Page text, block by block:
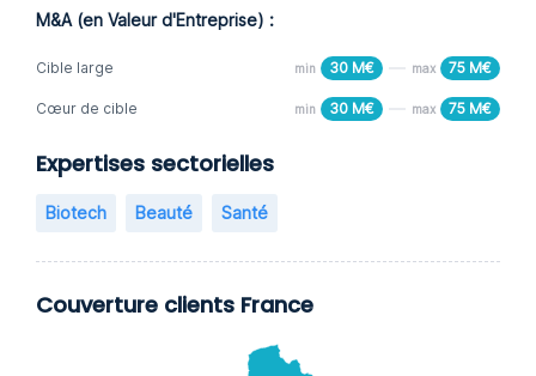
M&A (en Valeur d'Entreprise) :
Cible large min 30 M€ max 75 M€
Cœur de cible min 30 M€ max 75 M€
Expertises sectorielles
Biotech Beauté Santé
Couverture clients France